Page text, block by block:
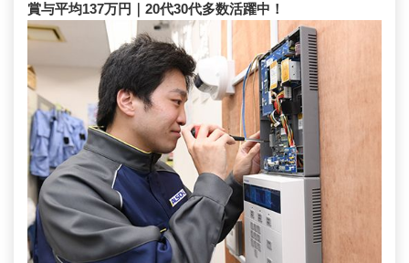
賞与平均137万円｜20代30代多数活躍中！